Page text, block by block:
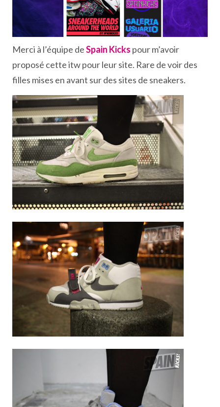
Merci à l’équipe deSpain Kicks pour m’avoir
proposé cette itw pour leur site. Rare de voir des
filles mises en avant sur des sites de sneakers.